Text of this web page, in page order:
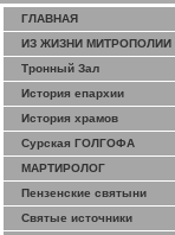
ГЛАВНАЯ
ИЗ ЖИЗНИ МИТРОПОЛИИ
Тронный Зал
История епархии
История храмов
Сурская ГОЛГОФА
МАРТИРОЛОГ
Пензенские святыни
Святые источники